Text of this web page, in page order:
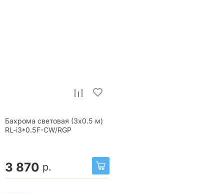
Бахрома световая (3x0.5 м)
RL-i3*0.5F-CW/RGP
3 870 р.